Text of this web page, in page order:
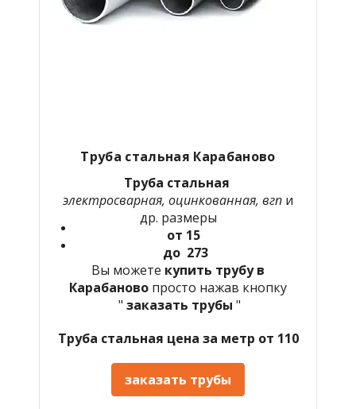
Труба стальная Карабаново
Труба стальная
электросварная, оцинкованная, вгп и
др. размеры
от 15
до 273
Вы можете купить трубу в
Карабаново просто нажав кнопку
" заказать трубы "
Труба стальная цена за метр от 110
заказать трубы